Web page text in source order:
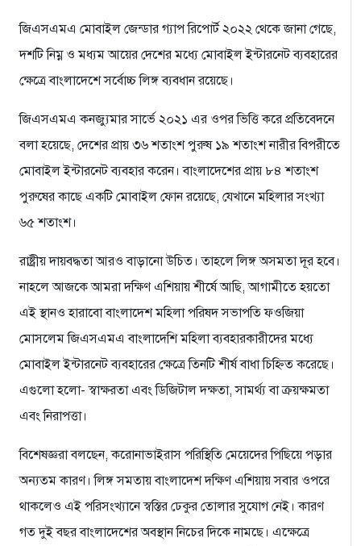
জিএসএমএ মোবাইল জেন্ডার গ্যাপ রিপোর্ট ২০২২ থেকে জানা গেছে,
দশটি নিম্ন ও মধ্যম আয়ের দেশের মধ্যে মোবাইল ইন্টারনেট ব্যবহারের
ক্ষেত্রে বাংলাদেশে সর্বোচ্চ লিঙ্গ ব্যবধান রয়েছে।
জিএসএমএ কনজ্যুমার সার্ভে ২০২১ এর ওপর ভিত্তি করে প্রতিবেদনে
বলা হয়েছে, দেশের প্রায় ৩৬ শতাংশ পুরুষ ১৯ শতাংশ নারীর বিপরীতে
মোবাইল ইন্টারনেট ব্যবহার করেন। বাংলাদেশের প্রায় ৮৪ শতাংশ
পুরুষের কাছে একটি মোবাইল ফোন রয়েছে, যেখানে মহিলার সংখ্যা
৬৫ শতাংশ।
রাষ্ট্রীয় দায়বদ্ধতা আরও বাড়ানো উচিত। তাহলে লিঙ্গ অসমতা দূর হবে।
নাহলে আজকে আমরা দক্ষিণ এশিয়ায় শীর্ষে আছি, আগামীতে হয়তো
এই স্থানও হারাবো বাংলাদেশ মহিলা পরিষদ সভাপতি ফওজিয়া
মোসলেম জিএসএমএ বাংলাদেশি মহিলা ব্যবহারকারীদের মধ্যে
মোবাইল ইন্টারনেট ব্যবহারের ক্ষেত্রে তিনটি শীর্ষ বাধা চিহ্নিত করেছে।
এগুলো হলো- স্বাক্ষরতা এবং ডিজিটাল দক্ষতা, সামর্থ্য বা ক্রয়ক্ষমতা
এবং নিরাপত্তা।
বিশেষজ্ঞরা বলছেন, করোনাভাইরাস পরিস্থিতি মেয়েদের পিছিয়ে পড়ার
অন্যতম কারণ। লিঙ্গ সমতায় বাংলাদেশ দক্ষিণ এশিয়ায় সবার ওপরে
থাকলেও এই পরিসংখ্যানে স্বস্তির ঢেকুর তোলার সুযোগ নেই। কারণ
গত দুই বছর বাংলাদেশের অবস্থান নিচের দিকে নামছে। এক্ষেত্রে